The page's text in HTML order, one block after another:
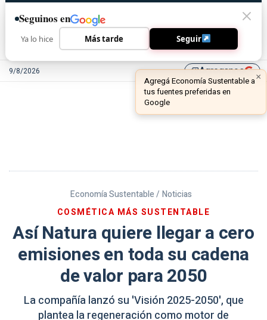
9/8/2026 library_addAgreganos
Economía Sustentable / Noticias
COSMÉTICA MÁS SUSTENTABLE
Así Natura quiere llegar a cero
emisiones en toda su cadena
de valor para 2050
La compañía lanzó su 'Visión 2025-2050', que
plantea la regeneración como motor de
Seguinos en
Ya lo hice Más tarde Seguir